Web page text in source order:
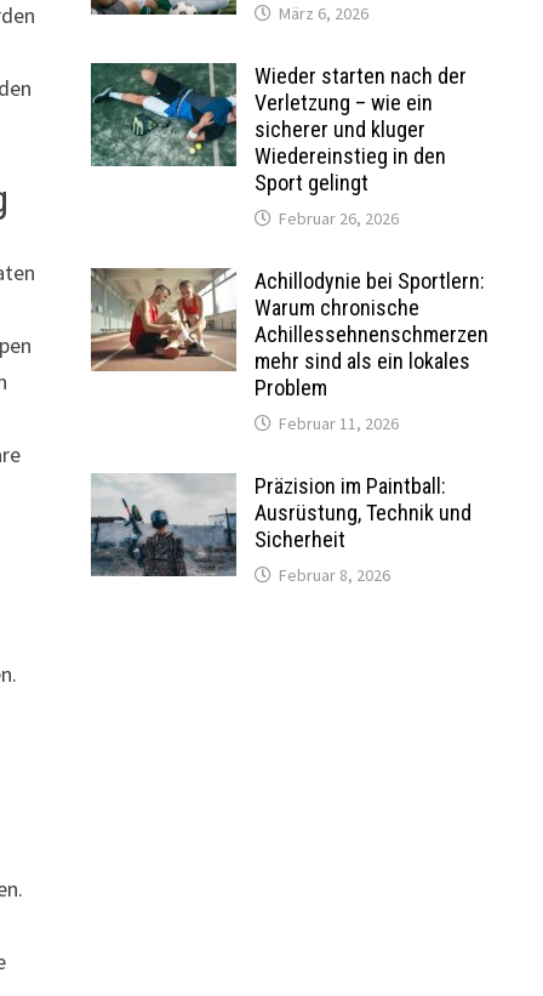
März 6, 2026
Wieder starten nach der
Verletzung – wie ein
sicherer und kluger
Wiedereinstieg in den
Sport gelingt
Februar 26, 2026
Achillodynie bei Sportlern:
Warum chronische
Achillessehnenschmerzen
mehr sind als ein lokales
Problem
Februar 11, 2026
Präzision im Paintball:
Ausrüstung, Technik und
Sicherheit
Februar 8, 2026